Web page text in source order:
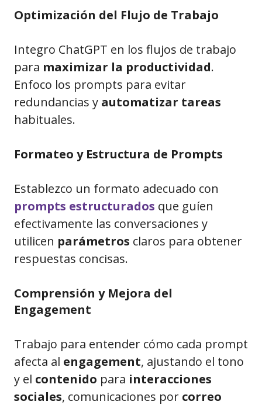
Optimización del Flujo de Trabajo
Integro ChatGPT en los flujos de trabajo
para maximizar la productividad.
Enfoco los prompts para evitar
redundancias y automatizar tareas
habituales.
Formateo y Estructura de Prompts
Establezco un formato adecuado con
prompts estructurados que guíen
efectivamente las conversaciones y
utilicen parámetros claros para obtener
respuestas concisas.
Comprensión y Mejora del
Engagement
Trabajo para entender cómo cada prompt
afecta al engagement, ajustando el tono
y el contenido para interacciones
sociales, comunicaciones por correo